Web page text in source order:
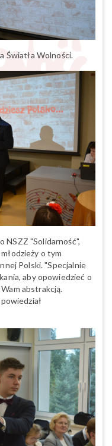
Światła Wolności.
NSZZ "Solidarność",
o tym
Polski. "Specjalnie
aby opowiedzieć o
abstrakcją.